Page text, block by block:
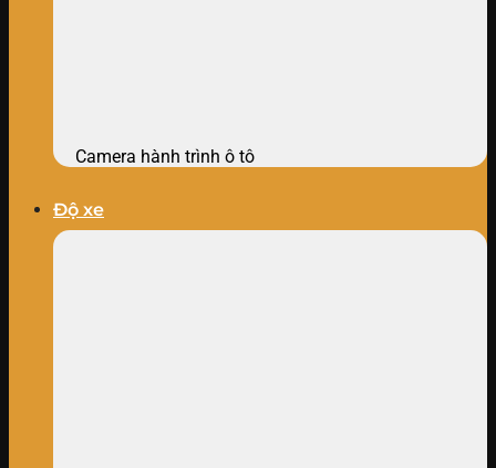
Camera hành trình ô tô
Độ xe